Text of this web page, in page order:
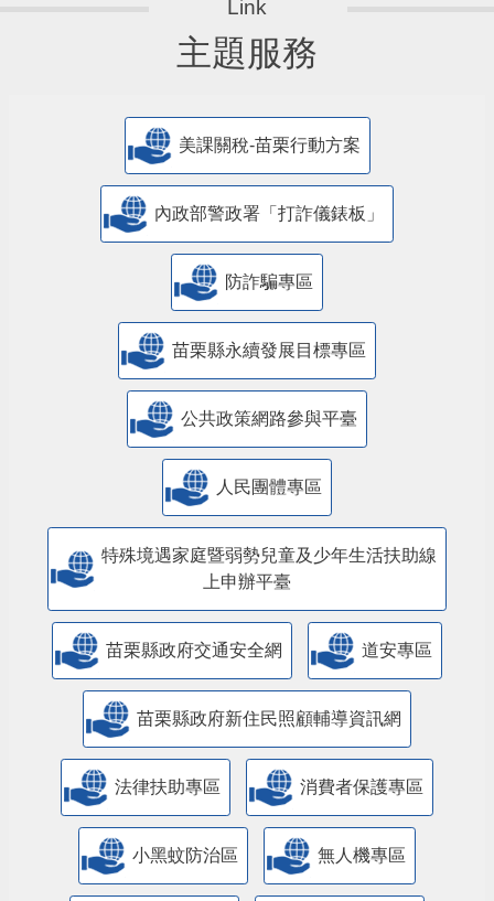
主題服務
美課關稅-苗栗行動方案
內政部警政署「打詐儀錶板」
防詐騙專區
苗栗縣永續發展目標專區
公共政策網路參與平臺
人民團體專區
特殊境遇家庭暨弱勢兒童及少年生活扶助線
上申辦平臺
苗栗縣政府交通安全網 道安專區
苗栗縣政府新住民照顧輔導資訊網
法律扶助專區 消費者保護專區
小黑蚊防治區 無人機專區